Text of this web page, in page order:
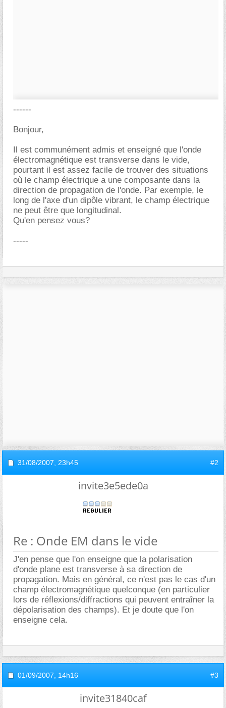
------
Bonjour,
Il est communément admis et enseigné que l'onde
électromagnétique est transverse dans le vide,
pourtant il est assez facile de trouver des situations
où le champ électrique a une composante dans la
direction de propagation de l'onde. Par exemple, le
long de l'axe d'un dipôle vibrant, le champ électrique
ne peut être que longitudinal.
Qu'en pensez vous?
-----
31/08/2007, 23h45 #2
invite3e5ede0a
Re : Onde EM dans le vide
J'en pense que l'on enseigne que la polarisation
d'onde plane est transverse à sa direction de
propagation. Mais en général, ce n'est pas le cas d'un
champ électromagnétique quelconque (en particulier
lors de réflexions/diffractions qui peuvent entraîner la
dépolarisation des champs). Et je doute que l'on
enseigne cela.
01/09/2007, 14h16 #3
invite31840caf